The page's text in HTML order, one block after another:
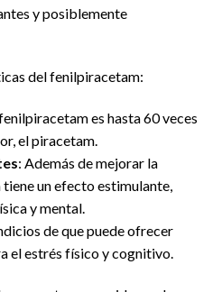
y posiblemente
del fenilpiracetam:
es hasta 60 veces
el piracetam.
: Además de mejorar la
un efecto estimulante,
y mental.
de que puede ofrecer
el estrés físico y cognitivo.